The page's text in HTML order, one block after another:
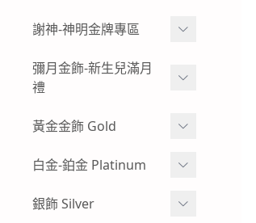
謝神-神明金牌專區
雙面壓克力浮字款-神明金
牌
玻璃框、木框樣式-黃金神
明金牌
其他特殊樣式-黃金神明金
彌月金飾-新生兒滿月
禮
彌月金飾 生肖
彌月金飾 手鍊
黃金金飾 Gold
蠶絲蠟線系列
黃金耳環
白金-鉑金 Platinum
白金耳環
銀飾 Silver